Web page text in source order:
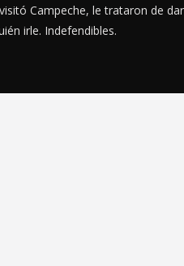
Campeche, le trataron de
irle. Indefendibles.